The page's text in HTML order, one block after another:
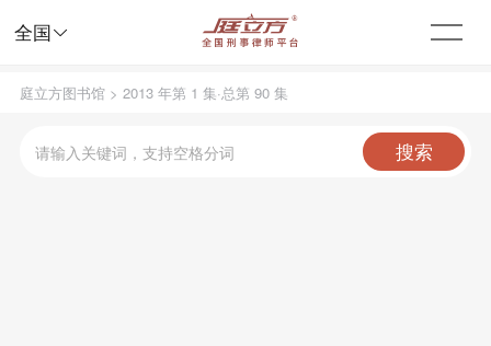
全国 
庭立方图书馆> 2013 年第 1 集·总第 90 集
搜索